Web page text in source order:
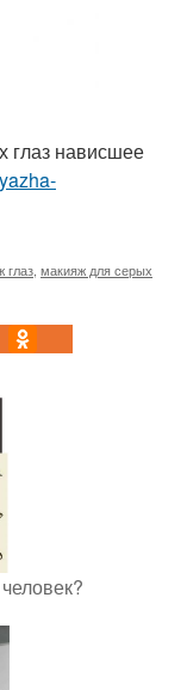
глаз нависшее
глаз, макияж для серых